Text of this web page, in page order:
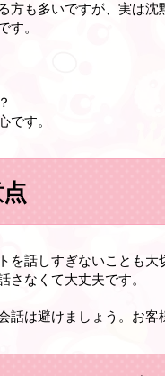
方も多いですが、実は
す。
です。
話しすぎないことも大
さなくて大丈夫です。
話は避けましょう。お